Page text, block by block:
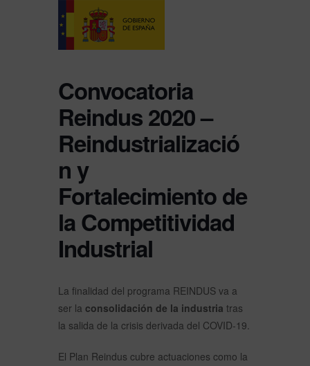
Convocatoria
Reindus 2020 –
Reindustrializació
n y
Fortalecimiento de
la Competitividad
Industrial
La finalidad del programa REINDUS va a
ser la consolidación de la industria tras
la salida de la crisis derivada del COVID-19.
El Plan Reindus cubre actuaciones como la